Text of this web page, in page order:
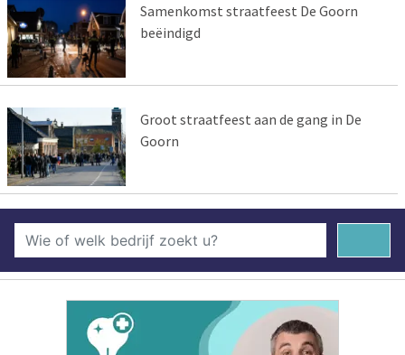
Samenkomst straatfeest De Goorn
beëindigd
Groot straatfeest aan de gang in De
Goorn